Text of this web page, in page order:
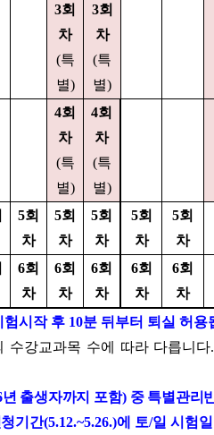
3회
차
(특
별)
3회
차
(특
별)
4회
차
(특
별)
4회
차
(특
별)
5회
차
5회
차
5회
차
5회
차
5회
차
6회
차
6회
차
6회
차
6회
차
6회
차
험시작 후 10분 뒤부터 퇴실 허용
수강교과목 수에 따라 다릅니다.
년 출생자까지 포함) 중 특별관리
기간(5.12.~5.26.)에 토/일 시험